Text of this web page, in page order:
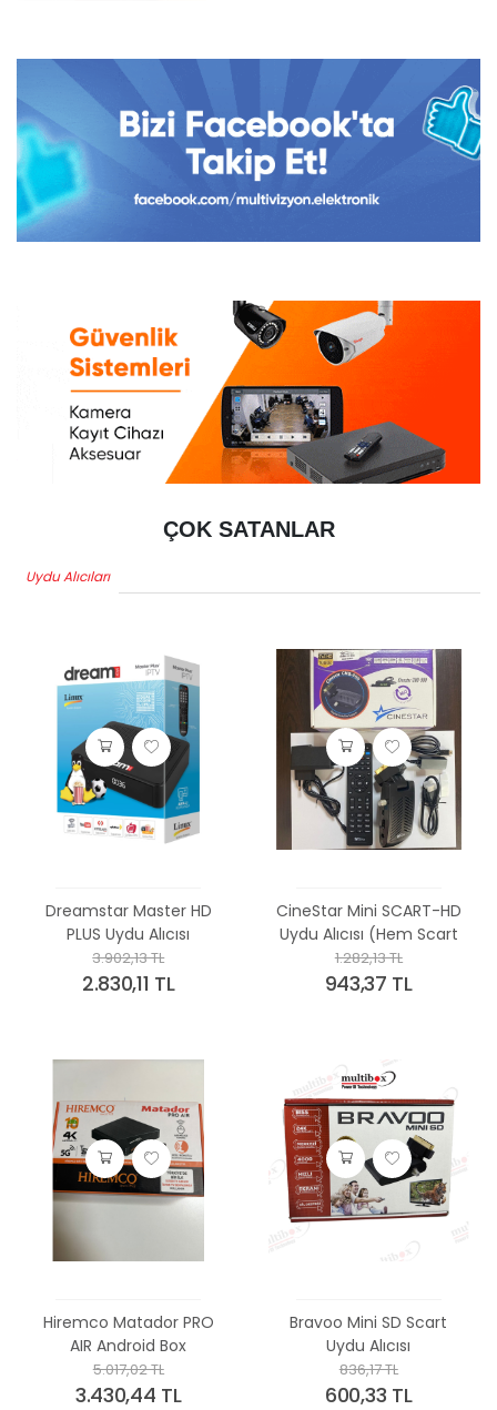
ÇOK SATANLAR
Uydu Alıcıları
Dreamstar Master HD
PLUS Uydu Alıcısı
3.902,13 TL
2.830,11 TL
Hiremco Matador PRO
AIR Android Box
5.017,02 TL
3.430,44 TL
CineStar Mini SCART-HD
Uydu Alıcısı (Hem Scart
Hemde HDMİ girişli)
1.282,13 TL
943,37 TL
Bravoo Mini SD Scart
Uydu Alıcısı
836,17 TL
600,33 TL